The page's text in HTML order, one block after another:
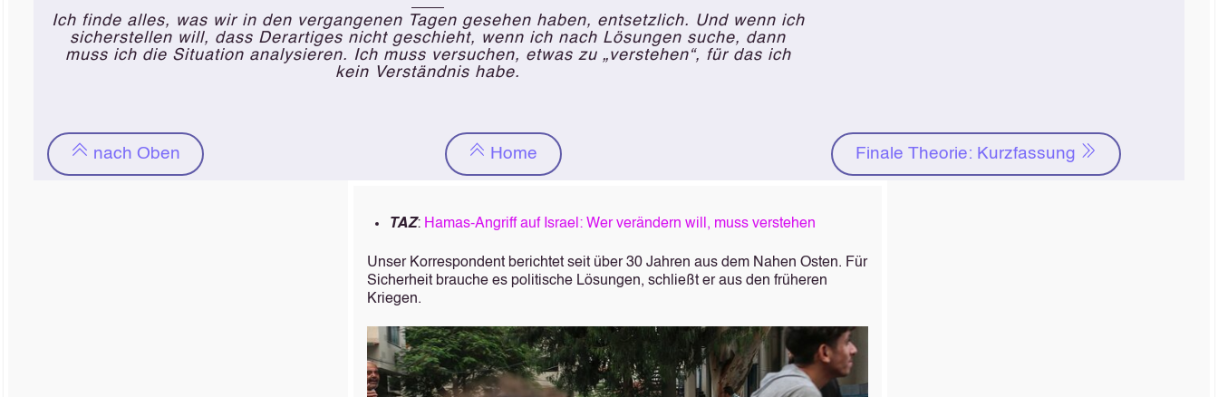
Ich finde alles, was wir in den vergangenen Tagen gesehen haben, entsetzlich. Und wenn ich
sicherstellen will, dass Derartiges nicht geschieht, wenn ich nach Lösungen suche, dann
muss ich die Situation analysieren. Ich muss versuchen, etwas zu „verstehen“, für das ich
kein Verständnis habe.
nach Oben Home Finale Theorie: Kurzfassung
TAZ: Hamas-Angriff auf Israel :Wer verändern will, muss verstehen
Unser Korrespondent berichtet seit über 30 Jahren aus dem Nahen Osten. Für
Sicherheit brauche es politische Lösungen, schließt er aus den früheren
Kriegen.